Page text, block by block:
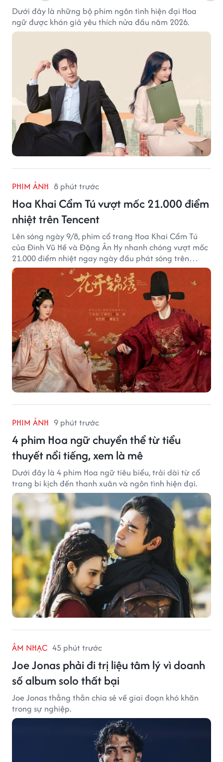
Dưới đây là những bộ phim ngôn tình hiện đại Hoa
ngữ được khán giả yêu thích nửa đầu năm 2026.
PHIM ẢNH 8 phút trước
Hoa Khai Cẩm Tú vượt mốc 21.000 điểm
nhiệt trên Tencent
Lên sóng ngày 9/8, phim cổ trang Hoa Khai Cẩm Tú
của Đinh Vũ Hề và Đặng Ân Hy nhanh chóng vượt mốc
21.000 điểm nhiệt ngay ngày đầu phát sóng trên
Tencent Video.
PHIM ẢNH 9 phút trước
4 phim Hoa ngữ chuyển thể từ tiểu
thuyết nổi tiếng, xem là mê
Dưới đây là 4 phim Hoa ngữ tiêu biểu, trải dài từ cổ
trang bi kịch đến thanh xuân và ngôn tình hiện đại.
ÂM NHẠC 45 phút trước
Joe Jonas phải đi trị liệu tâm lý vì doanh
số album solo thất bại
Joe Jonas thẳng thắn chia sẻ về giai đoạn khó khăn
trong sự nghiệp.